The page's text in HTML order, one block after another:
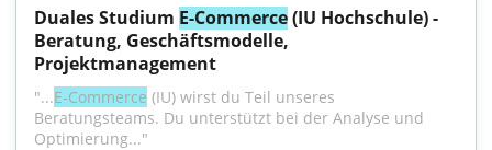
Duales Studium E-Commerce (IU Hochschule) -
Beratung, Geschäftsmodelle,
Projektmanagement
"...E-Commerce (IU) wirst du Teil unseres
Beratungsteams. Du unterstützt bei der Analyse und
Optimierung..."